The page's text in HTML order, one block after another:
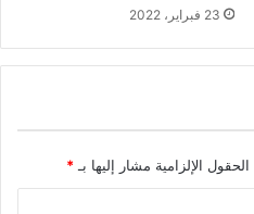
23 فبراير، 2022
الحقول الإلزامية مشار إليها بـ*